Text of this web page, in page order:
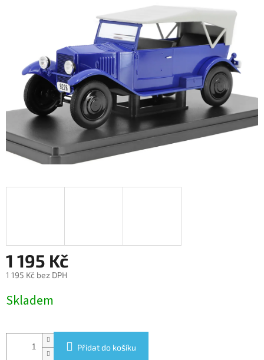
1 195 Kč
1 195 Kč bez DPH
cena:
Skladem
Přidat do košíku